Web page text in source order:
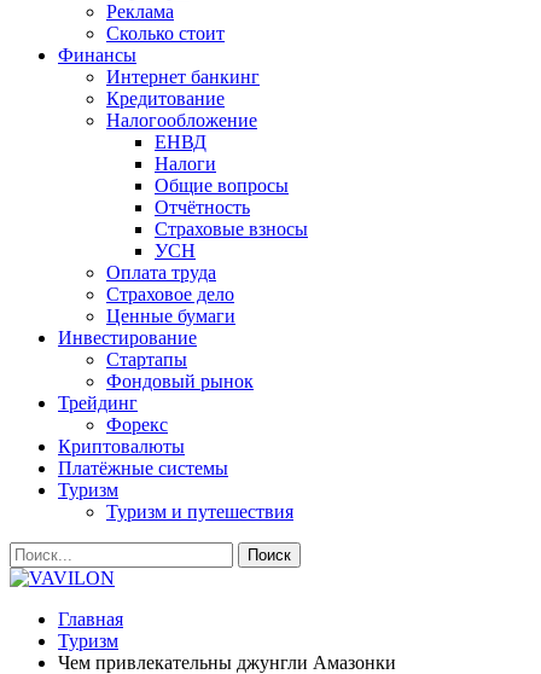
Реклама
Сколько стоит
Финансы
Интернет банкинг
Кредитование
Налогообложение
ЕНВД
Налоги
Общие вопросы
Отчётность
Страховые взносы
УСН
Оплата труда
Страховое дело
Ценные бумаги
Инвестирование
Стартапы
Фондовый рынок
Трейдинг
Форекс
Криптовалюты
Платёжные системы
Туризм
Туризм и путешествия
Главная
Туризм
Чем привлекательны джунгли Амазонки